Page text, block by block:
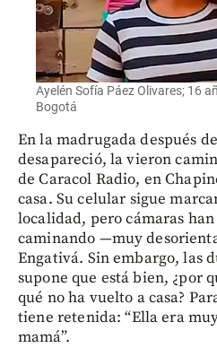
Ayelén Sofía Páez Olivares; 16
Bogotá
En la madrugada después
desapareció, la vieron
de Caracol Radio, en
casa. Su celular sigue
localidad, pero cámaras
caminando —muy
Engativá. Sin embargo, las
supone que está bien, ¿por
qué no ha vuelto a casa?
tiene retenida: “Ella era
mamá”.